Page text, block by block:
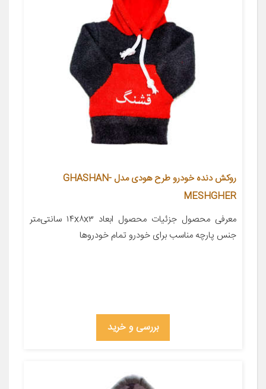
روکش دنده خودرو طرح هودی مدل GHASHAN-
MESHGHER
معرفی محصول جزئیات محصول ابعاد ۱۴x۸x۳ سانتی‌متر
جنس پارچه مناسب برای خودرو تمام خودروها
بررسی و خرید